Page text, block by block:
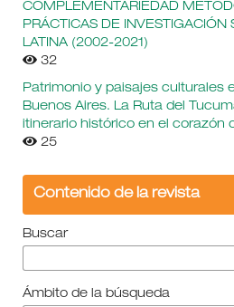
COMPLEMENTARIEDAD
PRÁCTICAS DE INVESTIGACIÓN
LATINA (2002-2021)
32
Patrimonio y paisajes culturales
Buenos Aires. La Ruta del
itinerario histórico en el corazón
25
Contenido de la revista
Buscar
Ámbito de la búsqueda